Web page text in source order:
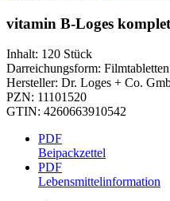
vitamin B-Loges
Inhalt: 120 Stück
Darreichungsform: Filmtabletten
Hersteller: Dr. Loges + Co.
PZN: 11101520
GTIN: 4260663910542
PDF
Beipackzettel
PDF
Lebensmittelinformation